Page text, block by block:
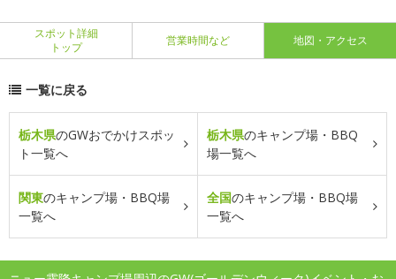
スポット詳細
トップ
営業時間など 地図・アクセス
一覧に戻る
栃木県のGWおでかけスポッ
ト一覧へ
栃木県のキャンプ場・BBQ
場一覧へ
関東のキャンプ場・BBQ場
一覧へ
全国のキャンプ場・BBQ場
一覧へ